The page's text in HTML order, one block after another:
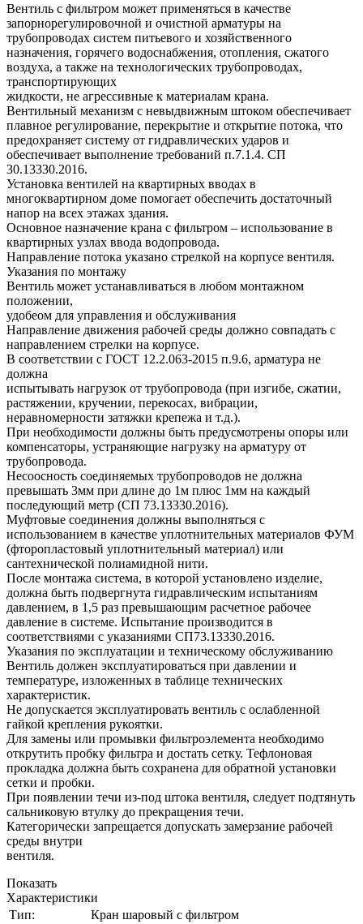
Вентиль с фильтром может применяться в качестве
запорнорегулировочной и очистной арматуры на
трубопроводах систем питьевого и хозяйственного
назначения, горячего водоснабжения, отопления, сжатого
воздуха, а также на технологических трубопроводах,
транспортирующих
жидкости, не агрессивные к материалам крана.
Вентильный механизм с невыдвижным штоком обеспечивает
плавное регулирование, перекрытие и открытие потока, что
предохраняет систему от гидравлических ударов и
обеспечивает выполнение требований п.7.1.4. СП
30.13330.2016.
Установка вентилей на квартирных вводах в
многоквартирном доме помогает обеспечить достаточный
напор на всех этажах здания.
Основное назначение крана с фильтром – использование в
квартирных узлах ввода водопровода.
Направление потока указано стрелкой на корпусе вентиля.
Указания по монтажу
Вентиль может устанавливаться в любом монтажном
положении,
удобеом для управления и обслуживания
Направление движения рабочей среды должно совпадать с
направлением стрелки на корпусе.
В соответствии с ГОСТ 12.2.063-2015 п.9.6, арматура не
должна
испытывать нагрузок от трубопровода (при изгибе, сжатии,
растяжении, кручении, перекосах, вибрации,
неравномерности затяжки крепежа и т.д.).
При необходимости должны быть предусмотрены опоры или
компенсаторы, устраняющие нагрузку на арматуру от
трубопровода.
Несоосность соединяемых трубопроводов не должна
превышать 3мм при длине до 1м плюс 1мм на каждый
последующий метр (СП 73.13330.2016).
Муфтовые соединения должны выполняться с
использованием в качестве уплотнительных материалов ФУМ
(фторопластовый уплотнительный материал) или
сантехнической полиамидной нити.
После монтажа система, в которой установлено изделие,
должна быть подвергнута гидравлическим испытаниям
давлением, в 1,5 раз превышающим расчетное рабочее
давление в системе. Испытание производится в
соответствиями с указаниями СП73.13330.2016.
Указания по эксплуатации и техническому обслуживанию
Вентиль должен эксплуатироваться при давлении и
температуре, изложенных в таблице технических
характеристик.
Не допускается эксплуатировать вентиль с ослабленной
гайкой крепления рукоятки.
Для замены или промывки фильтроэлемента необходимо
открутить пробку фильтра и достать сетку. Тефлоновая
прокладка должна быть сохранена для обратной установки
сетки и пробки.
При появлении течи из-под штока вентиля, следует подтянуть
сальниковую втулку до прекращения течи.
Категорически запрещается допускать замерзание рабочей
среды внутри
вентиля.
Показать
Характеристики
Тип:
Кран шаровый с фильтром